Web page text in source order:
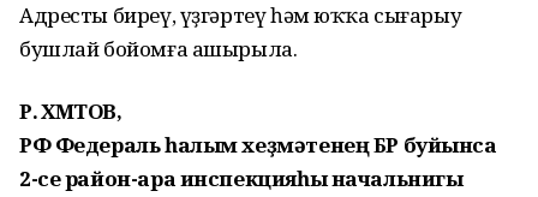
Адресты биреү, үҙгәртеү һәм юҡҡа сығарыу
бушлай бойомға ашырыла.
Р. ӘХМӘТОВ,
РФ Федераль һалым хеҙмәтенең БР буйынса
2-се район-ара инспекцияһы начальнигы